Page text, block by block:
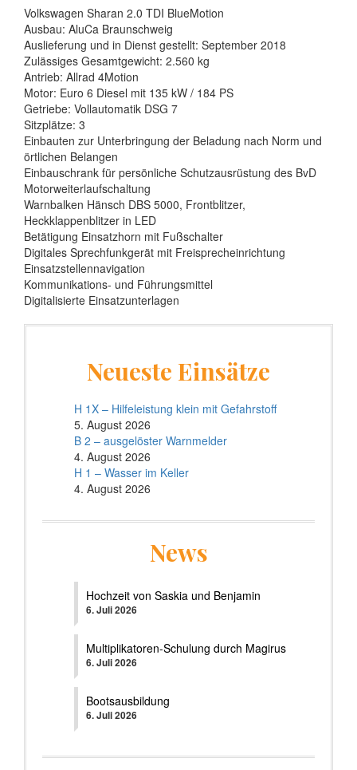
Volkswagen Sharan 2.0 TDI BlueMotion
Ausbau: AluCa Braunschweig
Auslieferung und in Dienst gestellt: September 2018
Zulässiges Gesamtgewicht: 2.560 kg
Antrieb: Allrad 4Motion
Motor: Euro 6 Diesel mit 135 kW / 184 PS
Getriebe: Vollautomatik DSG 7
Sitzplätze: 3
Einbauten zur Unterbringung der Beladung nach Norm und
örtlichen Belangen
Einbauschrank für persönliche Schutzausrüstung des BvD
Motorweiterlaufschaltung
Warnbalken Hänsch DBS 5000, Frontblitzer,
Heckklappenblitzer in LED
Betätigung Einsatzhorn mit Fußschalter
Digitales Sprechfunkgerät mit Freisprecheinrichtung
Einsatzstellennavigation
Kommunikations- und Führungsmittel
Digitalisierte Einsatzunterlagen
Neueste Einsätze
H 1X – Hilfeleistung klein mit Gefahrstoff
5. August 2026
B 2 – ausgelöster Warnmelder
4. August 2026
H 1 – Wasser im Keller
4. August 2026
News
Hochzeit von Saskia und Benjamin
6. Juli 2026
Multiplikatoren-Schulung durch Magirus
6. Juli 2026
Bootsausbildung
6. Juli 2026